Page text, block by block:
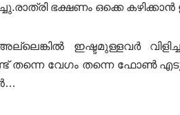
ഭക്ഷണം ഒക്കെ
ഇഷ്ടമുള്ളവർ
വേഗം തന്നെ ഫോൺ